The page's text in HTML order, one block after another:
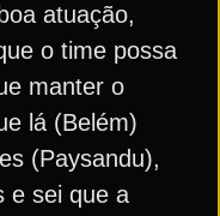
atuação,
o time possa
manter o
lá (Belém)
(Paysandu),
e sei que a